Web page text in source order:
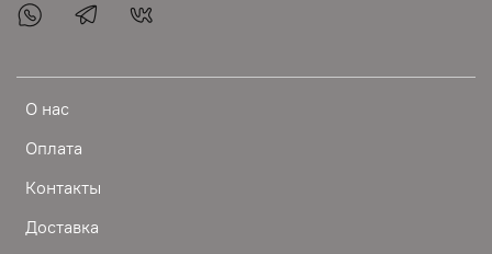
О нас
Оплата
Контакты
Доставка